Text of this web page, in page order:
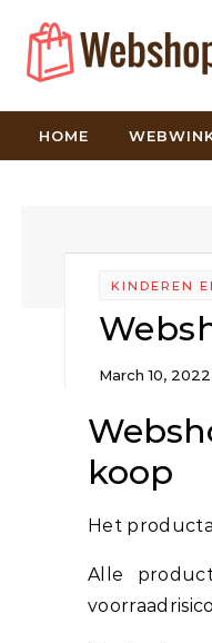
HOME
KINDEREN
March 10, 2022
koop
Het
Alle